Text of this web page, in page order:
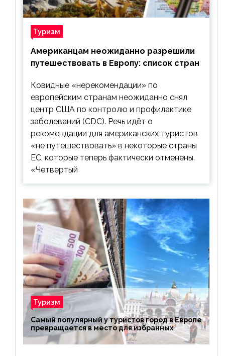
Туризм
Американцам неожиданно разрешили
путешествовать в Европу: список стран
Ковидные «нерекомендации» по
европейским странам неожиданно снял
центр США по контролю и профилактике
заболеваний (CDC). Речь идёт о
рекомендации для американских туристов
«не путешествовать» в некоторые страны
ЕС, которые теперь фактически отменены.
«Четвертый
Туризм
Самый популярный у туристов город в Европе
превращается в место для избранных